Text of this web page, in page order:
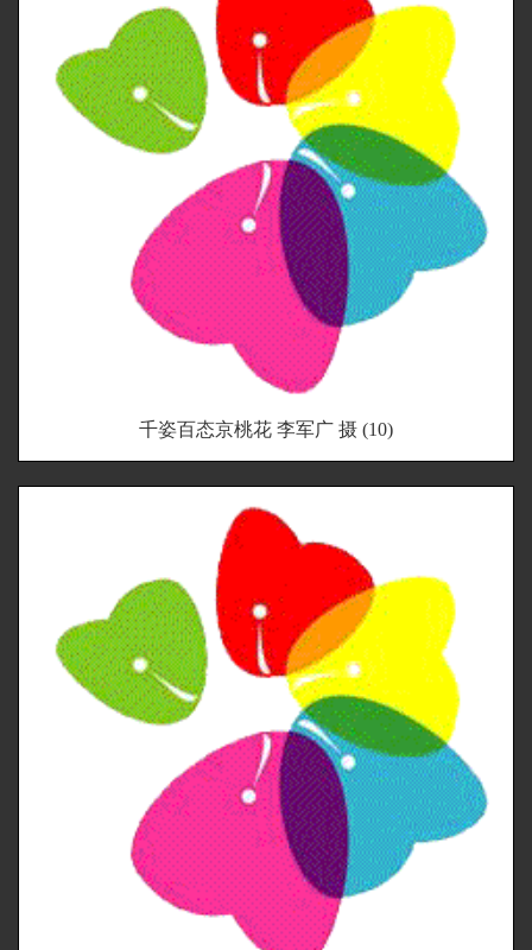
千姿百态京桃花 李军广 摄 (10)